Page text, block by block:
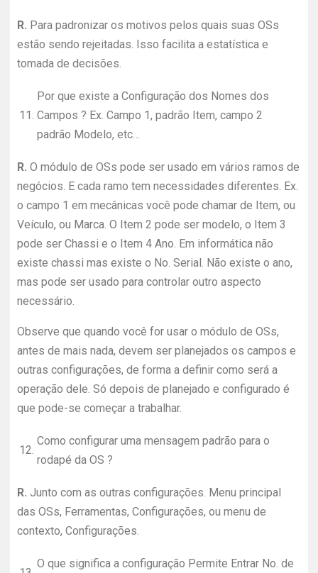
R. Para padronizar os motivos pelos quais suas OSs
estão sendo rejeitadas. Isso facilita a estatística e
tomada de decisões.
11.
Por que existe a Configuração dos Nomes dos
Campos ? Ex. Campo 1, padrão Item, campo 2
padrão Modelo, etc…
R. O módulo de OSs pode ser usado em vários ramos de
negócios. E cada ramo tem necessidades diferentes. Ex.
o campo 1 em mecânicas você pode chamar de Item, ou
Veículo, ou Marca. O Item 2 pode ser modelo, o Item 3
pode ser Chassi e o Item 4 Ano. Em informática não
existe chassi mas existe o No. Serial. Não existe o ano,
mas pode ser usado para controlar outro aspecto
necessário.
Observe que quando você for usar o módulo de OSs,
antes de mais nada, devem ser planejados os campos e
outras configurações, de forma a definir como será a
operação dele. Só depois de planejado e configurado é
que pode-se começar a trabalhar.
12.
Como configurar uma mensagem padrão para o
rodapé da OS ?
R. Junto com as outras configurações. Menu principal
das OSs, Ferramentas, Configurações, ou menu de
contexto, Configurações.
O que significa a configuração Permite Entrar No. de